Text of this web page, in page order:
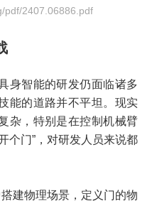
pdf/2407.06886.pdf
身智能的研发仍面临诸多
能的道路并不平坦。现实
杂，特别是在控制机械臂
个门”，对研发人员来说都
建物理场景，定义门的物